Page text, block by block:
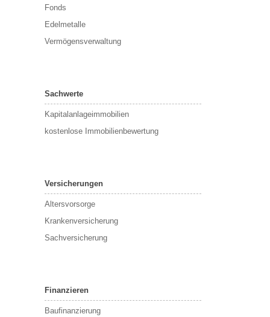
Fonds
Edelmetalle
Vermögensverwaltung
Sachwerte
Kapitalanlageimmobilien
kostenlose Immobilienbewertung
Versicherungen
Altersvorsorge
Krankenversicherung
Sachversicherung
Finanzieren
Baufinanzierung